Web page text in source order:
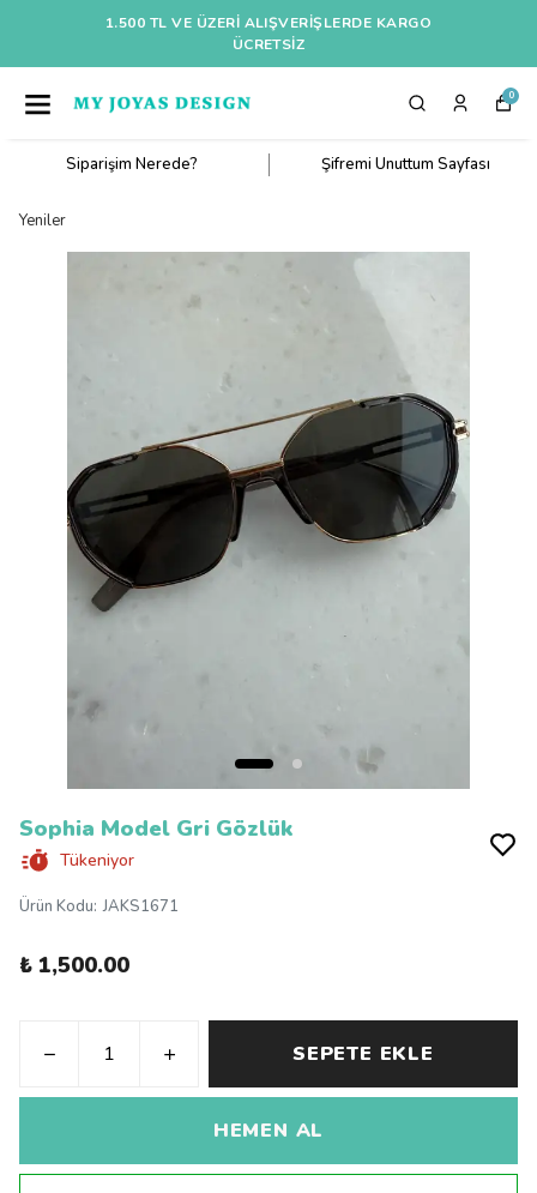
1.500 TL VE ÜZERI ALIŞVERIŞLERDE KARGO
ÜCRETSİZ
0
Siparişim Nerede? Şifremi Unuttum Sayfası
Yeniler
Sophia Model Gri Gözlük
Tükeniyor
Ürün Kodu: JAKS1671
₺ 1,500.00
SEPETE EKLE
HEMEN AL